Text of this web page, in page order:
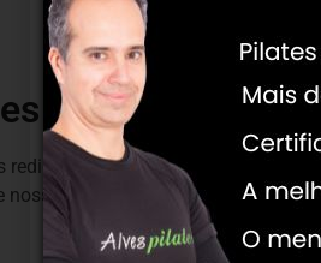
Pilates, veja
redigidas por especialistas no
autores convidados são